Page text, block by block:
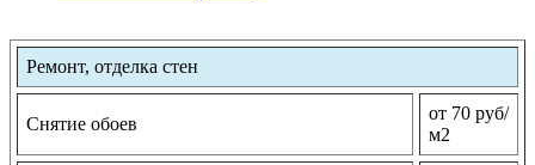
Ремонт, отделка стен
Снятие обоев
от 70 руб/
м2